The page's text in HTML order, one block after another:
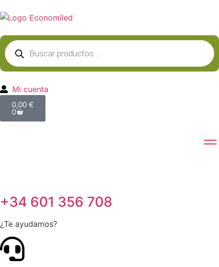
Mi cuenta
0,00 €
0
+34 601 356 708
¿Te ayudamos?